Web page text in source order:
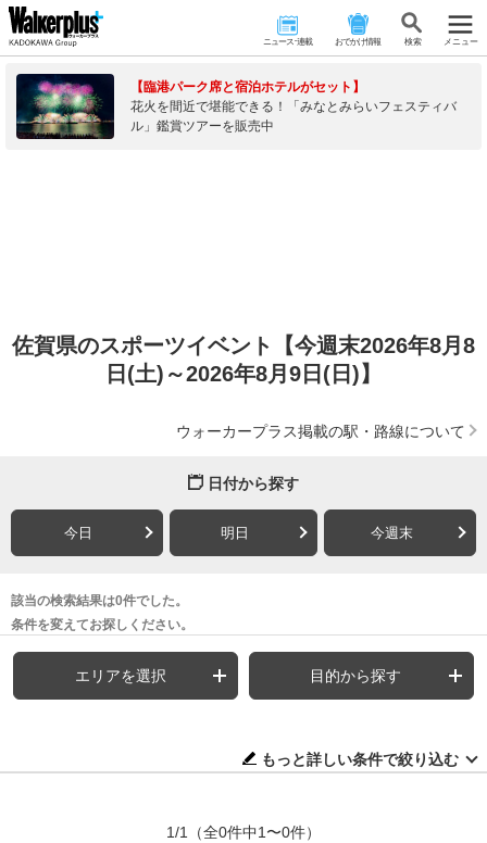
ニュース･連載 おでかけ情報 検 索 メニュー
【臨港パーク席と宿泊ホテルがセット】
花火を間近で堪能できる！「みなとみらいフェスティバ
ル」鑑賞ツアーを販売中
佐賀県のスポーツイベント【今週末2026年8月8
日(土)～2026年8月9日(日)】
ウォーカープラス掲載の駅・路線について
日付から探す
今日 明日 今週末
該当の検索結果は0件でした。
条件を変えてお探しください。
エリアを選択 目的から探す
もっと詳しい条件で絞り込む
1/1 （全0件中1〜0件）